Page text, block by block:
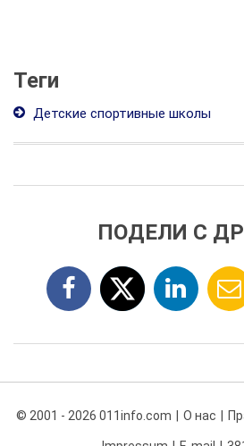
Теги
Детские спортивные школы
ПОДЕЛИ С
© 2001 - 2026 011info.com О нас